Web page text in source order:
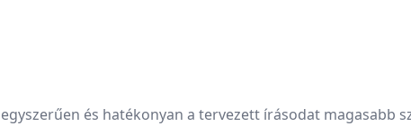
és hatékonyan a tervezett írásodat magasabb